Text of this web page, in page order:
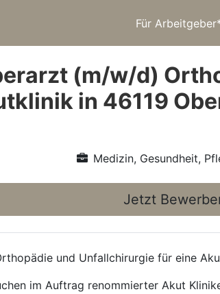
Für
(m/w/d)
in 46119
Medizin, Gesundheit,
Jetzt
und Unfallchirurgie für eine
im Auftrag renommierter Akut